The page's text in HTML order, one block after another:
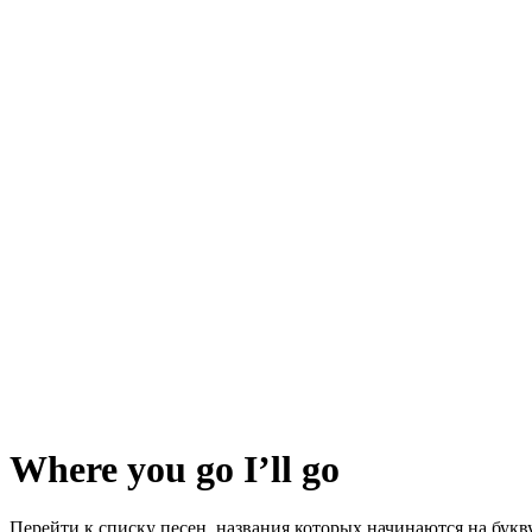
Where you go I’ll go
Перейти к списку песен, названия которых начинаются на